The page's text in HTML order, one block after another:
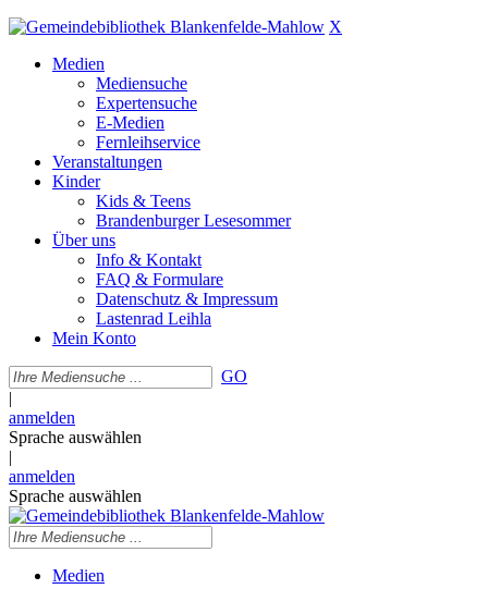
X
Medien
Mediensuche
Expertensuche
E-Medien
Fernleihservice
Veranstaltungen
Kinder
Kids & Teens
Brandenburger Lesesommer
Über uns
Info & Kontakt
FAQ & Formulare
Datenschutz & Impressum
Lastenrad Leihla
Mein Konto
GO
|
anmelden
Sprache auswählen
|
anmelden
Sprache auswählen
Medien